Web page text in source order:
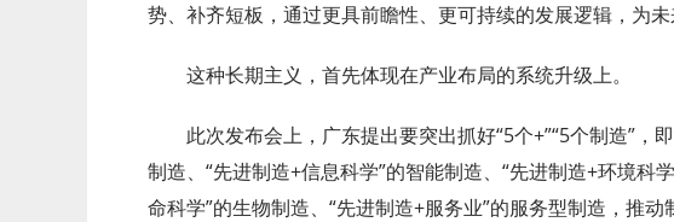
势、补齐短板，通过更具前瞻性、更可持续的发展逻辑，为未
这种长期主义，首先体现在产业布局的系统升级上。
此次发布会上，广东提出要突出抓好“5个+”“5个制造”，
制造、“先进制造+信息科学”的智能制造、“先进制造+环境科
命科学”的生物制造、“先进制造+服务业”的服务型制造，推